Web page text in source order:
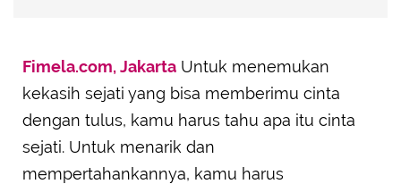
Fimela.com, Jakarta Untuk menemukan
kekasih sejati yang bisa memberimu cinta
dengan tulus, kamu harus tahu apa itu cinta
sejati. Untuk menarik dan
mempertahankannya, kamu harus